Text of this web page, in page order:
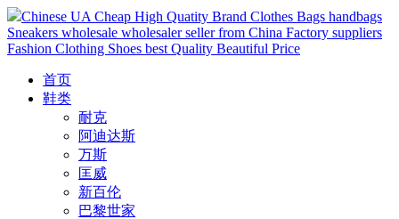
Chinese UA Cheap High Quatity Brand Clothes Bags handbags
Sneakers wholesale wholesaler seller from China Factory suppliers
Fashion Clothing Shoes best Quality Beautiful Price
首页
鞋类
耐克
阿迪达斯
万斯
匡威
新百伦
巴黎世家